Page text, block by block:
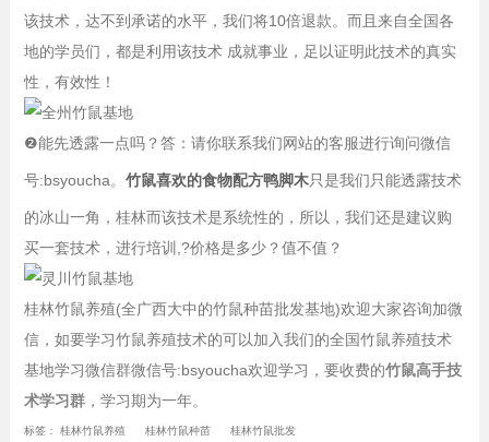
该技术，达不到承诺的水平，我们将10倍退款。而且来自全国各
地的学员们，都是利用该技术 成就事业，足以证明此技术的真实
性，有效性！
❷能先透露一点吗？答：请你联系我们网站的客服进行询问微信
号:bsyoucha。 竹鼠喜欢的食物配方鸭脚木只是我们只能透露技术
的冰山一角，桂林而该技术是系统性的，所以，我们还是建议购
买一套技术，进行培训,?价格是多少？值不值？
桂林竹鼠养殖(全广西大中的竹鼠种苗批发基地)欢迎大家咨询加微
信，如要学习竹鼠养殖技术的可以加入我们的全国竹鼠养殖技术
基地学习微信群微信号:bsyoucha欢迎学习，要收费的竹鼠高手技
术学习群，学习期为一年。
标签： 桂林竹鼠养殖 桂林竹鼠种苗 桂林竹鼠批发